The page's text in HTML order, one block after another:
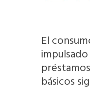
El
básicos